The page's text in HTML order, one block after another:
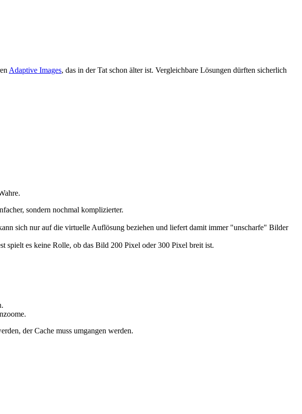
Adaptive Images, das in der Tat schon älter ist. Vergleichbare Lösungen dürften sicherlich
sondern nochmal komplizierter.
sich nur auf die virtuelle Auflösung beziehen und liefert damit immer "unscharfe" Bilder
spielt es keine Rolle, ob das Bild 200 Pixel oder 300 Pixel breit ist.
der Cache muss umgangen werden.